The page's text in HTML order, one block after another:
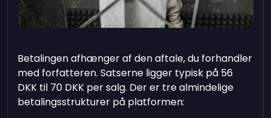
Betalingen afhænger af den aftale, du forhandler
med forfatteren. Satserne ligger typisk på 56
DKK til 70 DKK per salg. Der er tre almindelige
betalingsstrukturer på platformen: